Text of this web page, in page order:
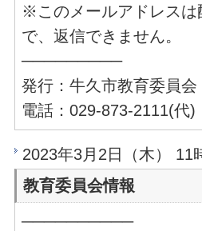
※このメールアドレスは
で、返信できません。
─────────
発行：牛久市教育委員会
電話：029-873-2111(代)
2023年3月2日（木） 11
教育委員会情報
──────────